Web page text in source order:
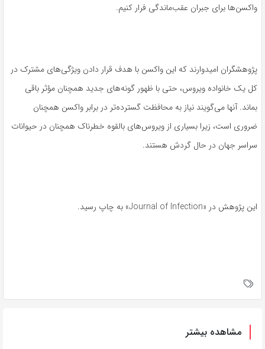
واکسن‌ها برای جبران عقب‌ماندگی فرار کنیم.
پژوهشگران امیدوارند که این واکسن با هدف قرار دادن ویژگی‌های مشترک در
کل یک خانواده ویروس، حتی با ظهور گونه‌های جدید همچنان مؤثر باقی
بماند. آنها می‌گویند نیاز به محافظت گسترده‌تر در برابر واکسن همچنان
ضروری است، زیرا بسیاری از ویروس‌های بالقوه خطرناک همچنان در حیوانات
سراسر جهان در حال گردش هستند.
این پژوهش در «Journal of Infection» به چاپ رسید.
مشاهده بیشتر